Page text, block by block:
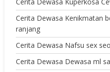
Cerita Dewasa Kenikmatan
ranjang
Cerita Dewasa Nafsu sex
Cerita Dewasa Dewasa ml